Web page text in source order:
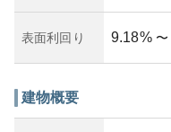
表面利回り 9.18% 〜
建物概要